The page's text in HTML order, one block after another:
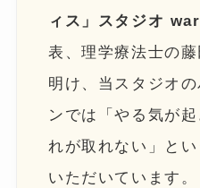
ィス」スタジオ
表、理学療法士の
明け、当スタジオ
ンでは「やる気が
れが取れない」と
いただいています。